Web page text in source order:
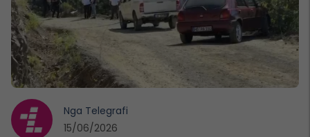
Nga Telegrafi
15/06/2026